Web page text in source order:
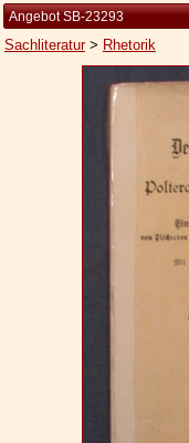
Zur Person
Kleine Kulturgeschichte
Die Brockhaus Auflagen
Die Meyer Auflagen
Zu den Angeboten
Angebot SB-23293
Sachliteratur> Rhetorik